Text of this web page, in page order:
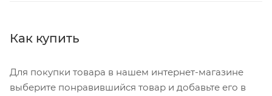
Как купить
Для покупки товара в нашем интернет-магазине
выберите понравившийся товар и добавьте его в